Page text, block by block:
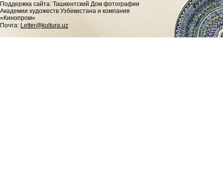
Поддержка сайта: Ташкентский Дом фотографии
Академии художеств Узбекистана и компания
«Кинопром»
Почта: Letter@kultura.uz